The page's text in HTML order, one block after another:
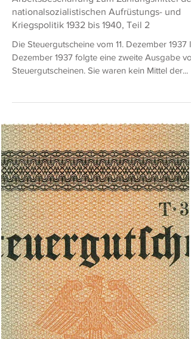
Uwe Bronnert
7. Mai 2025
7 Min. Lesezeit
Vom Finanzierungsinstrument der
Die Steuergutscheine vom 11. Dezember 1937
Dezember 1937 folgte eine zweite Ausgabe
Steuergutscheinen. Sie waren kein Mittel der...